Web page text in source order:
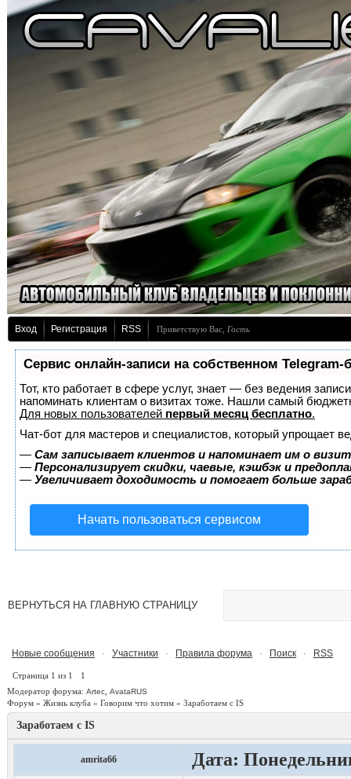
Вход Регистрация RSS Приветствую Вас Гость
Сервис онлайн-записи на собственном Telegram-
Тот, кто работает в сфере услуг, знает — без ведения
напоминать клиентам о визитах тоже. Нашли самый
Для новых пользователей первый месяц бесплатно.
Чат-бот для мастеров и специалистов, который упрощает
— Сам записывает клиентов и напоминает им о
— Персонализирует скидки, чаевые, кэшбэк и
— Увеличивает доходимость и помогает больше
Начать пользоваться сервисом
ВЕРНУТЬСЯ НА ГЛАВНУЮ СТРАНИЦУ
Новые сообщения · Участники · Правила форума · Поиск · RSS
Страница 1 из 1
1
Модератор форума: Artec AvataRUS
Форум » Жизнь клуба » Говорим что хотим » Заработаем с IS
Заработаем с IS
amrita66 Дата: